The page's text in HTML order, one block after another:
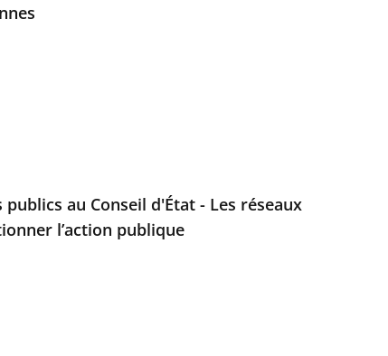
au Conseil d'État - Les réseaux
l’action publique